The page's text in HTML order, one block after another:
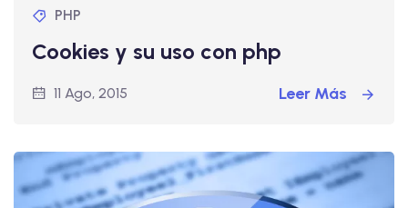
PHP
Cookies y su uso con php
11 Ago, 2015 Leer Más